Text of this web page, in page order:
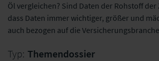
Öl vergleichen? Sind Daten der Rohstoff
dass Daten immer wichtiger, größer und
auch bezogen auf die
Typ: Themendossier